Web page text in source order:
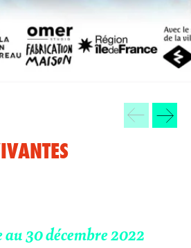
30 décembre 2022